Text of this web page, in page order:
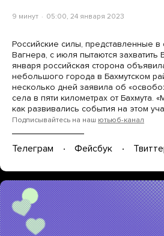
9 минут 05:00, 24 января 2023
Российские силы, представленные
Вагнера, с июля пытаются захватить
января российская сторона
небольшого города в Бахмутском
несколько дней заявила об
села в пяти километрах от Бахмута.
как развивались события на этом
Подписывайтесь на наш ютьюб-канал
Телеграм Фейсбук